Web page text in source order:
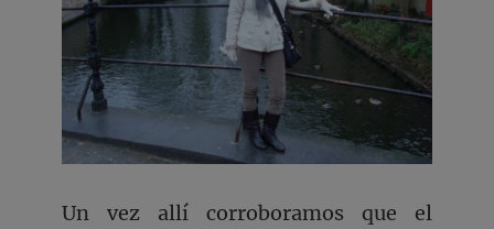
Un vez allí corroboramos que el